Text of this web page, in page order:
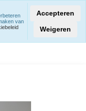
van
Accepteren
Weigeren